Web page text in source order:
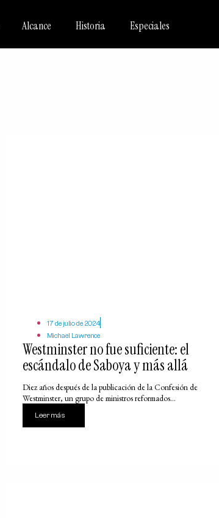
Alcance Historia Especiales
17 de julio de 2024
Michael Lawrence
Westminster no fue suficiente: el
escándalo de Saboya y más allá
Diez años después de la publicación de la Confesión de
Westminster, un grupo de ministros reformados...
Leer más